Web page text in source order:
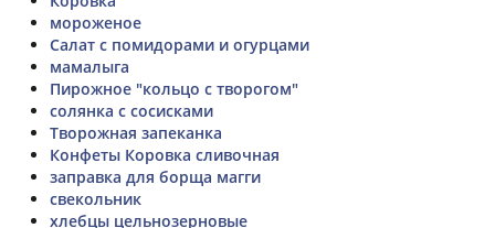
мороженое
Салат с помидорами и огурцами
мамалыга
Пирожное "кольцо с творогом"
солянка с сосисками
Творожная запеканка
Конфеты Коровка сливочная
заправка для борща магги
свекольник
хлебцы цельнозерновые